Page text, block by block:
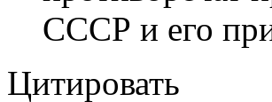
СССР и его
Цитировать